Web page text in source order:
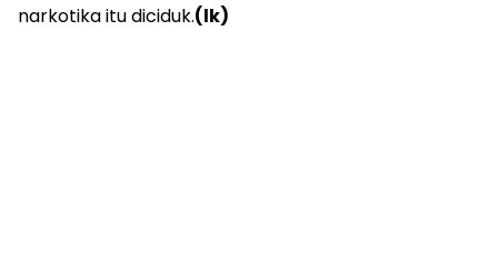
narkotika itu diciduk.(lk)